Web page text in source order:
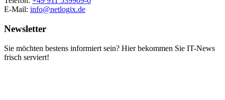
E-Mail: info@netlogix.de
Newsletter
Sie möchten bestens informiert sein? Hier bekommen Sie IT-News
frisch serviert!